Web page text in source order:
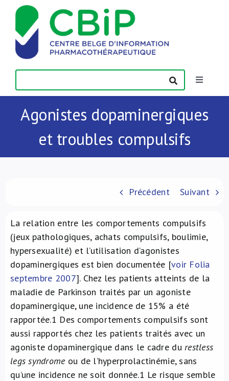
Passer
contenu
Toggle
Actualités
Publications
À propos de nous
NL
Agonistes dopaminergiques
et troubles compulsifs
Précédent Suivant
La relation entre les comportements compulsifs
(jeux pathologiques, achats compulsifs, boulimie,
hypersexualité) et l’utilisation d’agonistes
dopaminergiques est bien documentée [voir Folia
septembre 2007]. Chez les patients atteints de la
maladie de Parkinson traités par un agoniste
dopaminergique, une incidence de 15% a été
rapportée.1 Des comportements compulsifs sont
aussi rapportés chez les patients traités avec un
agoniste dopaminergique dans le cadre durestless
legs syndromeou de l’hyperprolactinémie, sans
qu’une incidence ne soit donnée.1 Le risque semble